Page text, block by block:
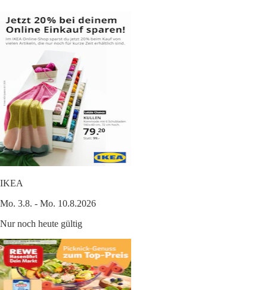
IKEA
Mo. 3.8. - Mo. 10.8.2026
Nur noch heute gültig